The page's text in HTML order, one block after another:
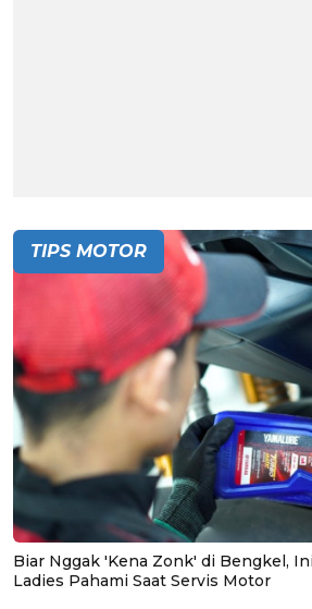
TIPS MOTOR
Biar Nggak 'Kena Zonk' di Bengkel,
Ladies Pahami Saat Servis Motor